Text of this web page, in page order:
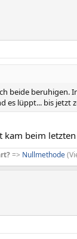
beide beruhigen.
es lüppt... bis jetzt
beim
=> Nullmethode